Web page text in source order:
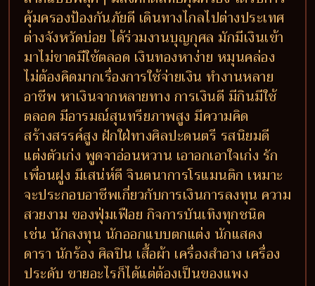
คุ้มครองป้องกันภัยดี เดินทางไกลไปต่างประเทศ
ต่างจังหวัดบ่อย ได้ร่วมงานบุญกุศล มักมีเงินเข้า
มาไม่ขาดมีใช้ตลอด เงินทองหาง่าย หมุนคล่อง
ไม่ต้องคิดมากเรื่องการใช้จ่ายเงิน ทำงานหลาย
อาชีพ หาเงินจากหลายทาง การเงินดี มีกินมีใช้
ตลอด มีอารมณ์สุนทรียภาพสูง มีความคิด
สร้างสรรค์สูง ฝักใฝ่ทางศิลปะดนตรี รสนิยมดี
แต่งตัวเก่ง พูดจาอ่อนหวาน เอาอกเอาใจเก่ง รัก
เพื่อนฝูง มีเสน่ห์ดี จินตนาการโรแมนติก เหมาะ
จะประกอบอาชีพเกี่ยวกับการเงินการลงทุน ความ
สวยงาม ของฟุ่มเฟือย กิจการบันเทิงทุกชนิด
เช่น นักลงทุน นักออกแบบตกแต่ง นักแสดง
ดารา นักร้อง ศิลปิน เสื้อผ้า เครื่องสำอาง เครื่อง
ประดับ ขายอะไรก็ได้แต่ต้องเป็นของแพง